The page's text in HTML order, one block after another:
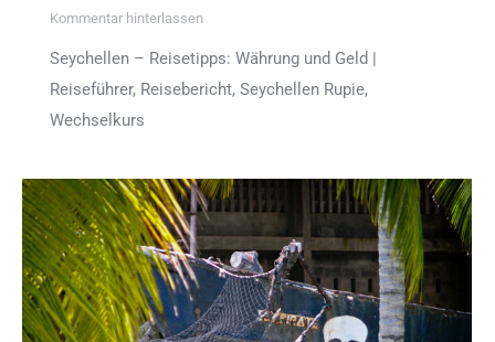
Kommentar hinterlassen
Seychellen – Reisetipps: Währung und Geld |
Reiseführer, Reisebericht, Seychellen Rupie,
Wechselkurs